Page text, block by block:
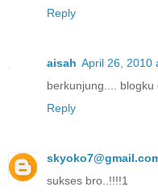
Reply
aisah April 26, 2010
berkunjung....
Reply
sukses bro..!!!!1